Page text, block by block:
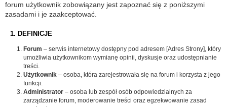
forum użytkownik zobowiązany jest zapoznać się z poniższymi
zasadami i je zaakceptować.
1. DEFINICJE
Forum – serwis internetowy dostępny pod adresem [Adres Strony], który
umożliwia użytkownikom wymianę opinii, dyskusje oraz udostępnianie
treści.
Użytkownik – osoba, która zarejestrowała się na forum i korzysta z jego
funkcji.
Administrator – osoba lub zespół osób odpowiedzialnych za
zarządzanie forum, moderowanie treści oraz egzekwowanie zasad